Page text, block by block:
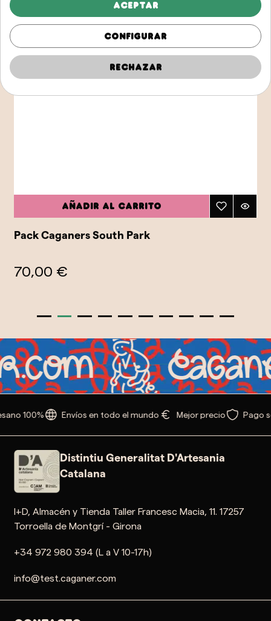
Añadir al carrito
Pack Caganers South Park
70,00 €
100% Envíos en todo el mundo Mejor precio Pago
Distintiu Generalitat D'Artesania
Catalana
I+D, Almacén y Tienda Taller Francesc Macia, 11. 17257
Torroella de Montgrí - Girona
+34 972 980 394 (L a V 10-17h)
info@test.caganer.com
Aceptar
Configurar
Rechazar